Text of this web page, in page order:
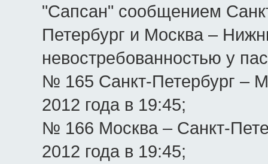
"Сапсан" сообщением
Петербург и Москва –
невостребованностью у
№ 165 Санкт-Петербург –
2012 года в 19:45;
№ 166 Москва – Санкт-
2012 года в 19:45;